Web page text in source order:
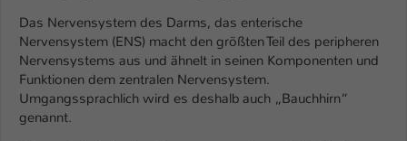
Das Nervensystem des Darms, das enterische
Nervensystem (ENS) macht den größten Teil des peripheren
Nervensystems aus und ähnelt in seinen Komponenten und
Funktionen dem zentralen Nervensystem.
Umgangssprachlich wird es deshalb auch „Bauchhirn“
genannt.
Anbieter TYPO3
Laufzeit 1 Woche
Dieses Cookie ist ein Standard-Session-